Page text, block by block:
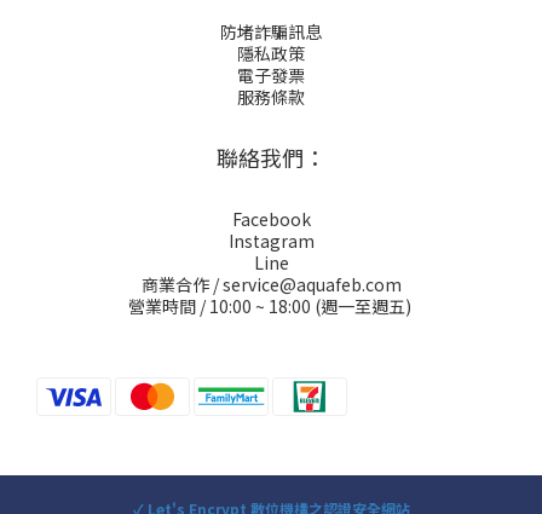
防堵詐騙訊息
隱私政策
電子發票
服務條款
聯絡我們：
Facebook
Instagram
Line
商業合作 / service@aquafeb.com
營業時間 / 10:00 ~ 18:00 (週一至週五)
✓ Let's Encrypt 數位機構之認證安全網站